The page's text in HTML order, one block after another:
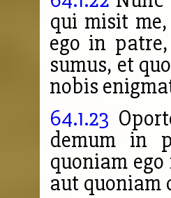
qui misit
ego in
sumus, et
nobis
64.1.23
demum in
quoniam
aut quoniam